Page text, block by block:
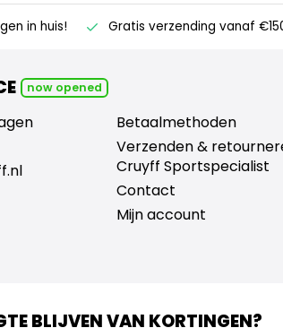
in huis! Gratis verzending vanaf
now opened
Betaalmethoden
Verzenden &
Cruyff Sportspecialist
Contact
Mijn account
BLIJVEN VAN KORTINGEN?